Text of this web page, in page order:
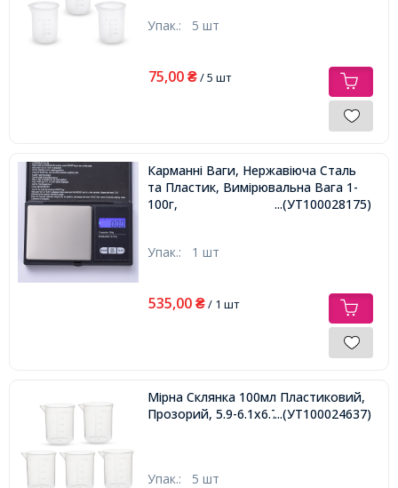
Упак.: 5 шт
75,00 ₴/ 5 шт
Карманні Ваги, Нержавіюча Сталь
та Пластик, Вимірювальна Вага 1-
100г,
...(УТ100028175)
Упак.: 1 шт
535,00 ₴/ 1 шт
Мірна Склянка 100мл Пластиковий,
Прозорий, 5.9-6.1x6.7см,...(УТ100024637)
Упак.: 5 шт